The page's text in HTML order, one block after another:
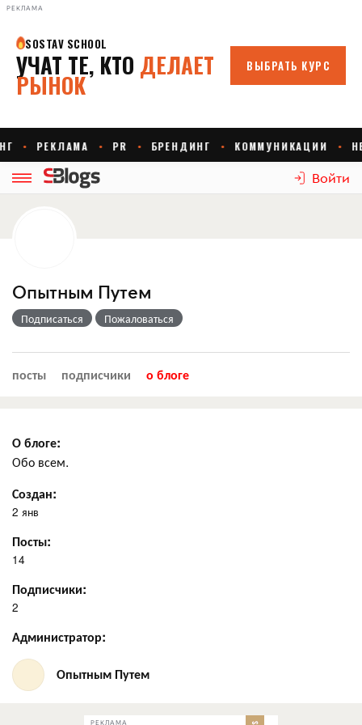
РЕКЛАМА
Войти
Опытным Путем
Подписаться Пожаловаться
посты подписчики о блоге
О блоге:
Обо всем.
Создан:
2 янв
Посты:
14
Подписчики:
2
Администратор:
Опытным Путем
РЕКЛАМА